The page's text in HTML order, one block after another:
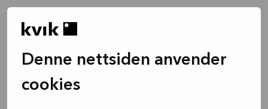
Denne nettsiden anvender
cookies